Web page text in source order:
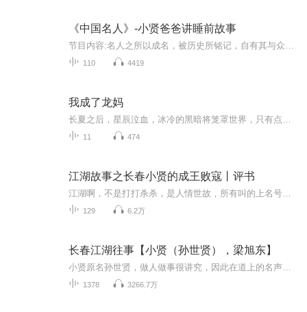
《中国名人》-小贤爸爸讲睡前故事
110 4419
我成了龙妈
11 474
江湖故事之长春小贤的成王败寇丨评书
129 6.2万
长春江湖往事【小贤（孙世贤），梁旭东】
1378 3266.7万